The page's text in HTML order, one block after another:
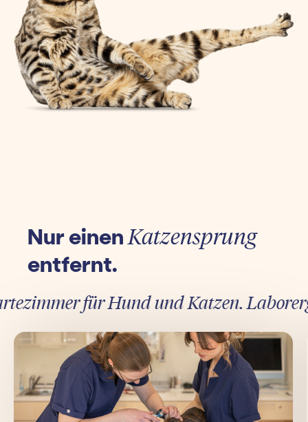
Nur einenKatzensprung
entfernt.
für Hund und Katzen.